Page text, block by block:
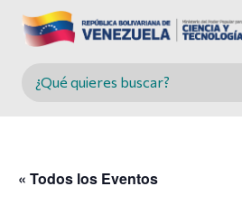
Buscar en MINCYT
« Todos los Eventos